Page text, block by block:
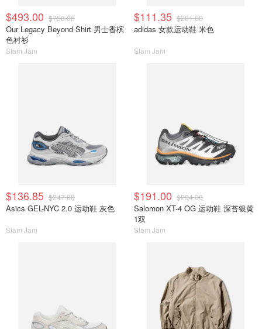
$493.00 $758.00
Our Legacy Beyond Shirt 男士香槟
色衬衫
Slam Jam
$111.35 $201.00
adidas 女款运动鞋 米色
Slam Jam
$136.85 $247.00
Asics GEL-NYC 2.0 运动鞋 灰色
Slam Jam
$191.00 $294.00
Salomon XT-4 OG 运动鞋 深苔银黄
1双
Slam Jam